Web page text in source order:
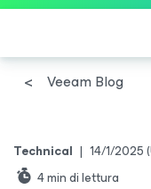
Veeam Blog
Technical | 14/1/2025
4min di lettura